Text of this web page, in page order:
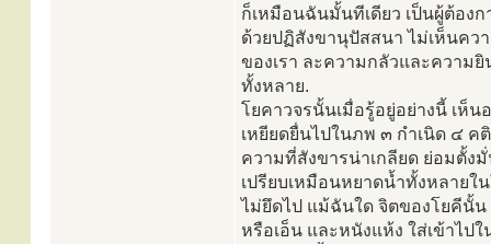
ก็เหมือนฉันมั้นทีเดียว เป็นผู้ต้อง
ด้วยปฏิสังขานุปัสสนา ไม่เห็นควา
ของเรา ละความกลัวและความยิ
ทั้งหลาย.
โยคาวจรนั้นเมื่อรู้อยู่อย่างนี้ เห็
เหยียดยื่นไปในภพ ๓ กำเนิด ๔
ความที่สังขารน่าเกลียด ย่อมตั้ง
เปรียบเหมือนหยาดน้ำทั้งหลาย
ไม่ยึดไป แม้ฉันใด จิตของโยคีนั้
หรือเอ็น และหนังแห้ง ใส่เข้าไป